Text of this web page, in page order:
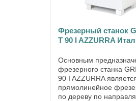
Фрезерный станок
T 90 I AZZURRA
Основным
фрезерного станка
90 I AZZURRA
прямолинейное
по дереву по